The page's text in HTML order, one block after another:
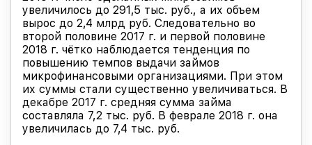
увеличилось до 291,5 тыс. руб., а их объем
вырос до 2,4 млрд руб. Следовательно во
второй половине 2017 г. и первой половине
2018 г. чётко наблюдается тенденция по
повышению темпов выдачи займов
микрофинансовыми организациями. При этом
их суммы стали существенно увеличиваться. В
декабре 2017 г. средняя сумма займа
составляла 7,2 тыс. руб. В феврале 2018 г. она
увеличилась до 7,4 тыс. руб.